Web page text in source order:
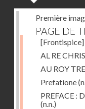
Première
PAGE DE
[Frontispice]
AL RE
AU ROY
Prefatione
PREFACE :
(n.n.)